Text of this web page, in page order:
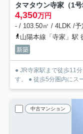
タマタウン寺家（1号
4,350万円
- / 103.50㎡ / 4LDK /予
山陽本線「寺家」駅
新築
● JR寺家駅まで徒歩11
す。 ● 徒歩5分圏内にス
中古マンション